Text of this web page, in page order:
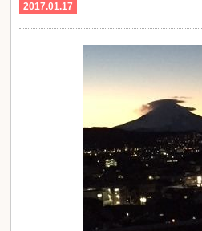
2017.01.17